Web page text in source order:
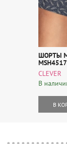
ШОРТЫ
CLEVER
В
В